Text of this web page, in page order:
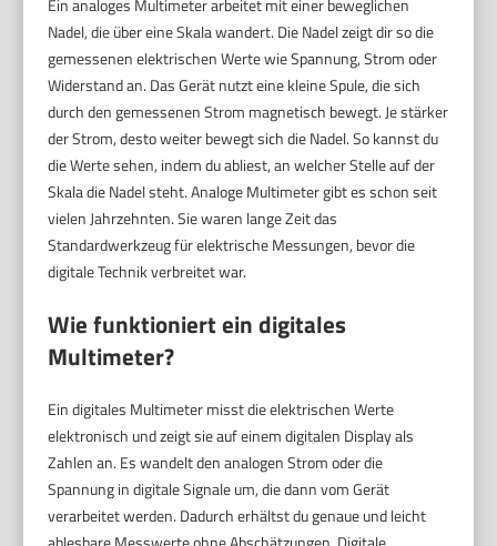
Nadel, die über eine Skala wandert. Die Nadel zeigt dir so die
gemessenen elektrischen Werte wie Spannung, Strom oder
Widerstand an. Das Gerät nutzt eine kleine Spule, die sich
durch den gemessenen Strom magnetisch bewegt. Je stärker
der Strom, desto weiter bewegt sich die Nadel. So kannst du
die Werte sehen, indem du abliest, an welcher Stelle auf der
Skala die Nadel steht. Analoge Multimeter gibt es schon seit
vielen Jahrzehnten. Sie waren lange Zeit das
Standardwerkzeug für elektrische Messungen, bevor die
digitale Technik verbreitet war.
Wie funktioniert ein digitales
Multimeter?
Ein digitales Multimeter misst die elektrischen Werte
elektronisch und zeigt sie auf einem digitalen Display als
Zahlen an. Es wandelt den analogen Strom oder die
Spannung in digitale Signale um, die dann vom Gerät
verarbeitet werden. Dadurch erhältst du genaue und leicht